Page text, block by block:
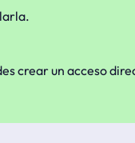
crear un acceso